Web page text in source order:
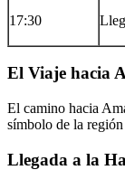
17:30
El Viaje hacia
El camino hacia
símbolo de la
Llegada a la